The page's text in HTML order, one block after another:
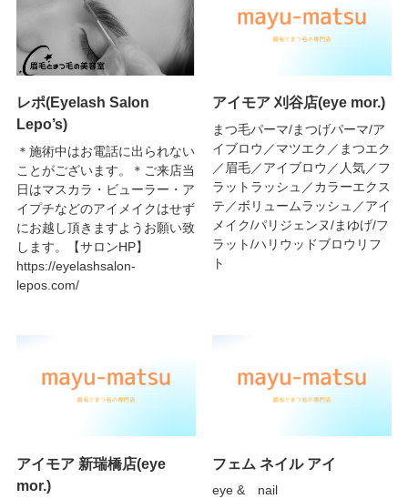
レポ(Eyelash Salon
Lepo’s)
＊施術中はお電話に出られない
ことがございます。＊ご来店当
日はマスカラ・ビューラー・ア
イプチなどのアイメイクはせず
にお越し頂きますようお願い致
します。【サロンHP】
https://eyelashsalon-
lepos.com/
アイモア 刈谷店(eye mor.)
まつ毛パーマ/まつげパーマ/ア
イブロウ／マツエク／まつエク
／眉毛／アイブロウ／人気／フ
ラットラッシュ／カラーエクス
テ／ボリュームラッシュ／アイ
メイク/パリジェンヌ/まゆげ/フ
ラット/ハリウッドブロウリフ
ト
アイモア 新瑞橋店(eye
mor.)
フェム ネイル アイ
eye & nail